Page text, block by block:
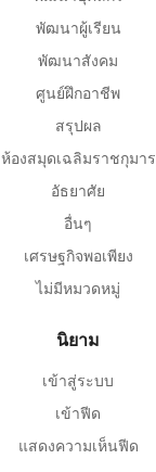
พัฒนาผู้เรียน
พัฒนาสังคม
ศูนย์ฝึกอาชีพ
สรุปผล
ห้องสมุดเฉลิมราชกุมาร
อัธยาศัย
อื่นๆ
เศรษฐกิจพอเพียง
ไม่มีหมวดหมู่
นิยาม
เข้าสู่ระบบ
เข้าฟีด
แสดงความเห็นฟีด